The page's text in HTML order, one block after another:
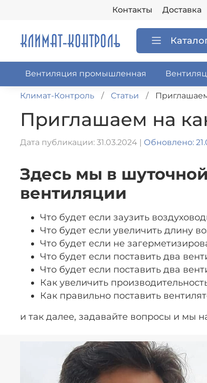
Контакты Доставка
Вентиляция промышленная
Климат-Контроль Статьи
Приглашаем на
Дата публикации: 31.03.2024 | Обновлено:
Здесь мы в
вентиляции
Что будет если заузить
Что будет если увеличить длину
Что будет если не
Что будет если поставить два
Что будет если поставить два
Как увеличить
Как правильно поставить
и так далее, задавайте вопросы и мы